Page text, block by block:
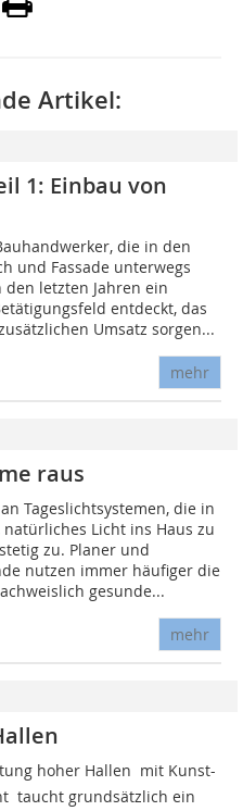
Artikel:
1: Einbau von
die in den
und Fassade unterwegs
letzten Jahren ein
entdeckt, das
Umsatz sorgen...
mehr
raus
Tageslichtsystemen, die in
natürliches Licht ins Haus zu
zu. Planer und
nutzen immer häufiger die
gesunde...
mehr
hoher Hallen  mit Kunst-
 taucht grundsätzlich ein